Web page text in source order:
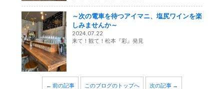
～次の電車を待つアイマニ、塩尻ワインを楽
しみませんか～
2024.07.22
来て！観て！松本『彩』発見
← 前の記事 このブログのトップへ 次の記事 →